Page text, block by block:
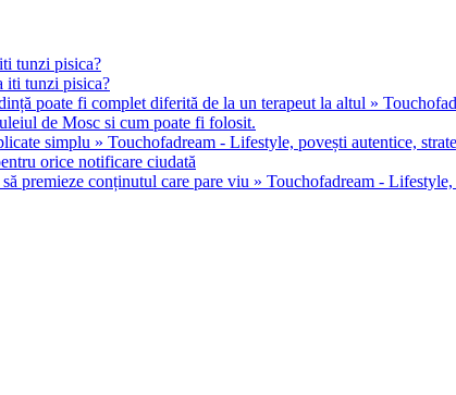
tunzi pisica?
iti tunzi pisica?
poate fi complet diferită de la un terapeut la altul »
de Mosc si cum poate fi folosit.
simplu » Touchofadream - Lifestyle, povești autentice,
orice notificare ciudată
premieze conținutul care pare viu » Touchofadream -